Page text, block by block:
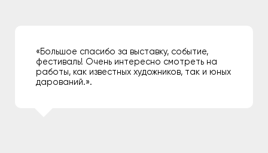
«Большое спасибо за выставку, событие,
фестиваль! Очень интересно смотреть на
работы, как известных художников, так и юных
дарований.».